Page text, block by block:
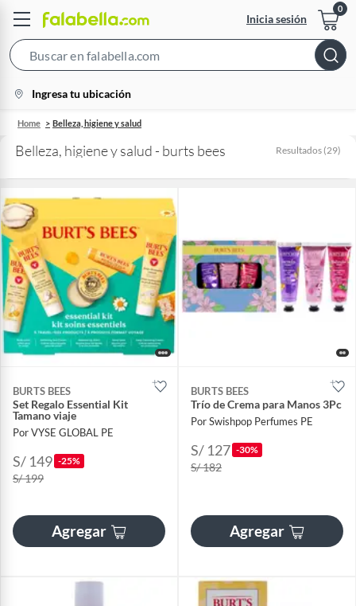
Inicia sesión
Bar
location-
icon
Ingresa tu ubicación
Home Belleza, higiene y salud
Belleza, higiene y salud - burts bees Resultados (29)
BURTS BEES
Set Regalo Essential Kit
Tamano viaje
Por VYSE GLOBAL PE
S/ 149 -25%
S/ 199
Agregar
BURTS BEES
Trío de Crema para Manos 3Pc
Por Swishpop Perfumes PE
S/ 127 -30%
S/ 182
Agregar